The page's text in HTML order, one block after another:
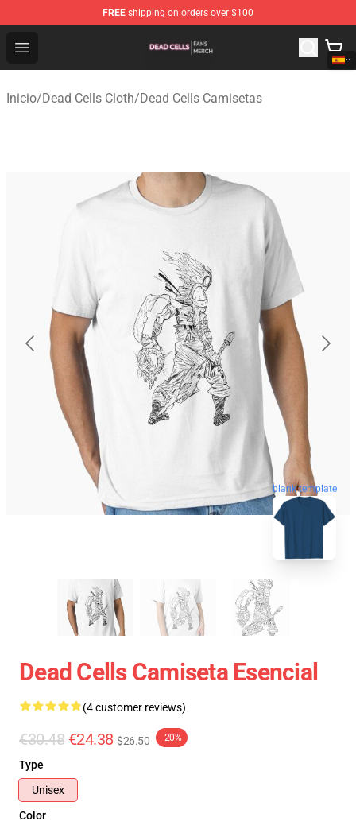
FREE shipping on orders over $100
Open menu
Dead Cells Shop - Official Dead Cells Merchandise Store
Inicio/Dead Cells Cloth/Dead Cells Camisetas
blank template
Dead Cells Camiseta Esencial
(4 customer reviews)
€30.48 €24.38 $26.50 -20%
Type
Unisex
Color